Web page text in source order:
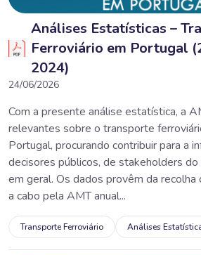
Análises Estatísticas –
Ferroviário em Portugal
2024)
24/06/2026
Com a presente análise estatística, a
relevantes sobre o transporte
Portugal, procurando contribuir para a
decisores públicos, de stakeholders
em geral. Os dados provêm da recolha
a cabo pela AMT anual...
Transporte Ferroviário Análises